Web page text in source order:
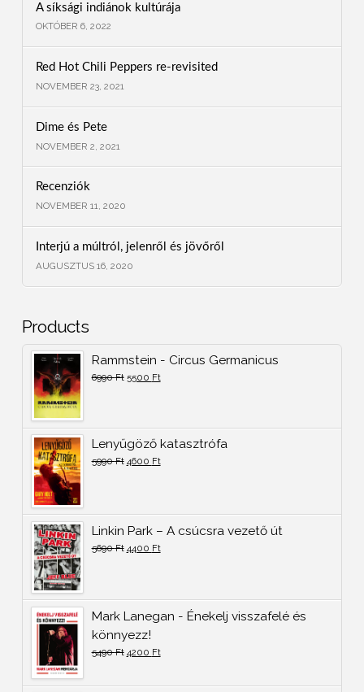
A síksági indiánok kultúrája
OKTÓBER 6, 2022
Red Hot Chili Peppers re-revisited
NOVEMBER 23, 2021
Dime és Pete
NOVEMBER 2, 2021
Recenziók
NOVEMBER 11, 2020
Interjú a múltról, jelenről és jövőről
AUGUSZTUS 16, 2020
Products
Rammstein - Circus Germanicus
6990Ft 5500 Ft
Lenyűgöző katasztrófa
5990Ft 4600 Ft
Linkin Park – A csúcsra vezető út
5690Ft 4400 Ft
Mark Lanegan - Énekelj visszafelé és
könnyezz!
5490Ft 4200 Ft